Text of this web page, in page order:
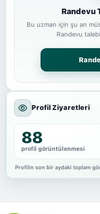
Randevu
Bu uzman için şu an
Randevu
Profil Ziyaretleri
88
profil görüntülenmesi
Profilin son bir aydaki toplam